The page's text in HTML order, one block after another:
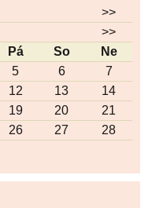
>>
>>
Pá So
Ne
5 6
7
12 13
14
19 20
21
26 27
28